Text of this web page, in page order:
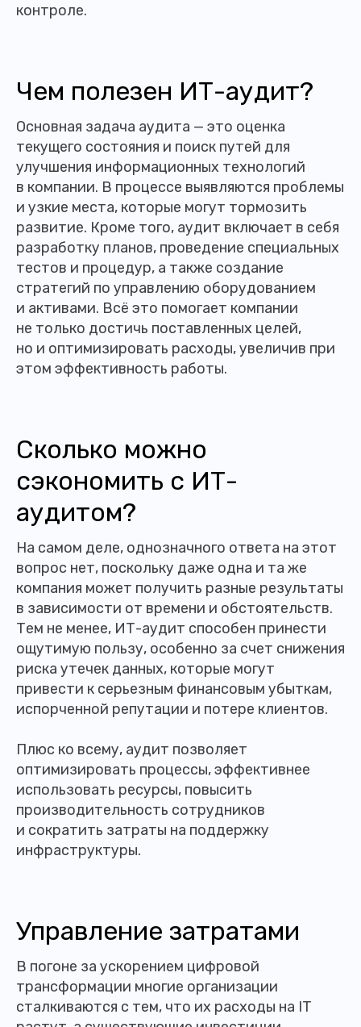
контроле.
Чем полезен ИТ-аудит?
Основная задача аудита — это оценка
текущего состояния и поиск путей для
улучшения информационных технологий
в компании. В процессе выявляются проблемы
и узкие места, которые могут тормозить
развитие. Кроме того, аудит включает в себя
разработку планов, проведение специальных
тестов и процедур, а также создание
стратегий по управлению оборудованием
и активами. Всё это помогает компании
не только достичь поставленных целей,
но и оптимизировать расходы, увеличив при
этом эффективность работы.
Сколько можно
сэкономить с ИТ-
аудитом?
На самом деле, однозначного ответа на этот
вопрос нет, поскольку даже одна и та же
компания может получить разные результаты
в зависимости от времени и обстоятельств.
Тем не менее, ИТ-аудит способен принести
ощутимую пользу, особенно за счет снижения
риска утечек данных, которые могут
привести к серьезным финансовым убыткам,
испорченной репутации и потере клиентов.
Плюс ко всему, аудит позволяет
оптимизировать процессы, эффективнее
использовать ресурсы, повысить
производительность сотрудников
и сократить затраты на поддержку
инфраструктуры.
Управление затратами
В погоне за ускорением цифровой
трансформации многие организации
сталкиваются с тем, что их расходы на IT